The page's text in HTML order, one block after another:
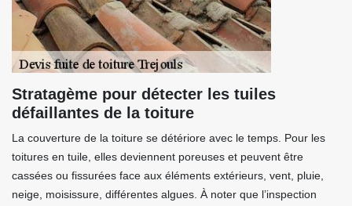
Stratagème pour détecter les tuiles
défaillantes de la toiture
La couverture de la toiture se détériore avec le temps. Pour les
toitures en tuile, elles deviennent poreuses et peuvent être
cassées ou fissurées face aux éléments extérieurs, vent, pluie,
neige, moisissure, différentes algues. À noter que l’inspection